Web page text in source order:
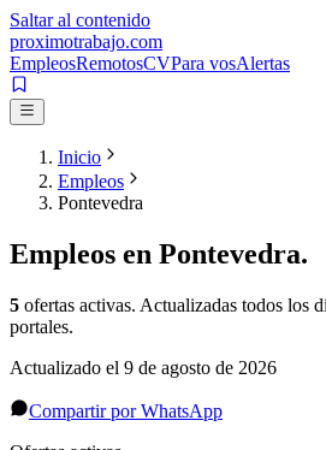
Saltar al contenido
proximotrabajo.com
EmpleosRemotosCVPara vosAlertas
Inicio
Empleos
Pontevedra
Empleos en Pontevedra.
5 ofertas activas. Actualizadas todos los
portales.
Actualizado el 9 de agosto de 2026
Compartir por WhatsApp